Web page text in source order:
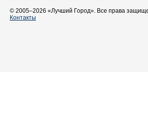
© 2005–2026 «Лучший Город». Все права
Контакты